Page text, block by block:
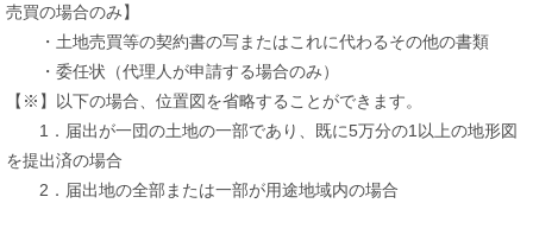
売買の場合のみ】
・土地売買等の契約書の写またはこれに代わるその他の書類
・委任状（代理人が申請する場合のみ）
【※】以下の場合、位置図を省略することができます。
1．届出が一団の土地の一部であり、既に5万分の1以上の地形図
を提出済の場合
2．届出地の全部または一部が用途地域内の場合